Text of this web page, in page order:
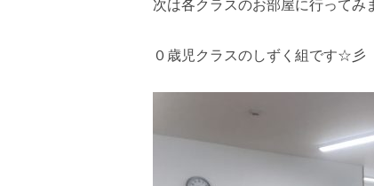
次は各クラスのお部屋に行ってみ
０歳児クラスのしずく組です☆彡